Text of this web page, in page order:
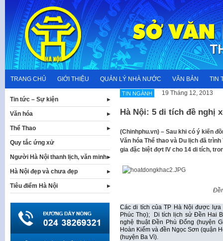
content
TRANG CHỦ GIỚI THIỆU QUẢN LÝ NHÀ NƯỚC VĂN BẢN TIN
TIN NGÀNH 19 Tháng 12, 2013
Hà Nội: 5 di tích đề nghị
​(Chinhphu.vn) – Sau khi có ý kiến
Văn hóa Thể thao và Du lịch đã
gia đặc biệt đợt IV cho 14 di tích,
Các di tích của TP Hà Nội được
Phúc Thọ); Di tích lịch sử Đền Hai
nghệ thuật Đền Phù Đổng (huyện
Hoàn Kiếm và đền Ngọc Sơn (quận
(huyện Ba Vì).
Tin tức – Sự kiện
Văn hóa
Thể Thao
Quy tắc ứng xử
Người Hà Nội thanh lịch, văn minh
Hà Nội đẹp và chưa đẹp
Tiêu điểm Hà Nội